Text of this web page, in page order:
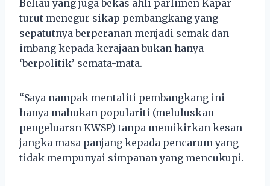
Beliau yang juga bekas ahli parlimen Kapar
turut menegur sikap pembangkang yang
sepatutnya berperanan menjadi semak dan
imbang kepada kerajaan bukan hanya
‘berpolitik’ semata-mata.
“Saya nampak mentaliti pembangkang ini
hanya mahukan populariti (meluluskan
pengeluarsn KWSP) tanpa memikirkan kesan
jangka masa panjang kepada pencarum yang
tidak mempunyai simpanan yang mencukupi.